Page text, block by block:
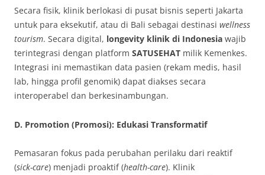
Secara fisik, klinik berlokasi di pusat bisnis seperti Jakarta
untuk para eksekutif, atau di Bali sebagai destinasi wellness
tourism. Secara digital, longevity klinik di Indonesia wajib
terintegrasi dengan platform SATUSEHAT milik Kemenkes.
Integrasi ini memastikan data pasien (rekam medis, hasil
lab, hingga profil genomik) dapat diakses secara
interoperabel dan berkesinambungan.
D. Promotion (Promosi): Edukasi Transformatif
Pemasaran fokus pada perubahan perilaku dari reaktif
(sick-care) menjadi proaktif (health-care). Klinik